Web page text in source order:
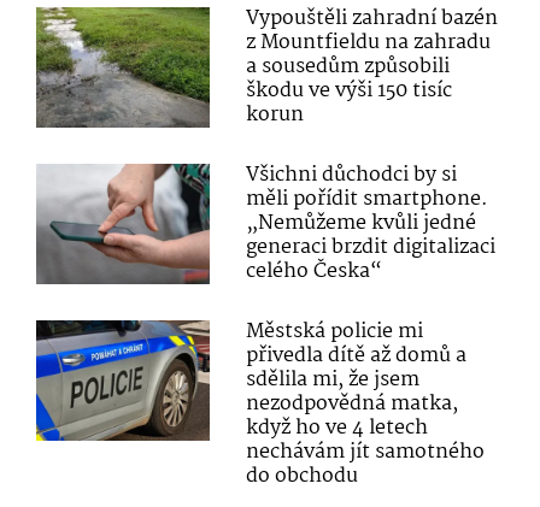
Vypouštěli zahradní bazén
z Mountfieldu na zahradu
a sousedům způsobili
škodu ve výši 150 tisíc
korun
Všichni důchodci by si
měli pořídit smartphone.
„Nemůžeme kvůli jedné
generaci brzdit digitalizaci
celého Česka“
Městská policie mi
přivedla dítě až domů a
sdělila mi, že jsem
nezodpovědná matka,
když ho ve 4 letech
nechávám jít samotného
do obchodu